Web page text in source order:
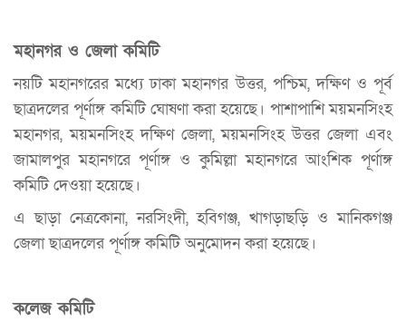
মহানগর ও জেলা কমিটি
নয়টি মহানগরের মধ্যে ঢাকা মহানগর উত্তর, পশ্চিম, দক্ষিণ ও পূর্ব
ছাত্রদলের পূর্ণাঙ্গ কমিটি ঘোষণা করা হয়েছে। পাশাপাশি ময়মনসিংহ
মহানগর, ময়মনসিংহ দক্ষিণ জেলা, ময়মনসিংহ উত্তর জেলা এবং
জামালপুর মহানগরে পূর্ণাঙ্গ ও কুমিল্লা মহানগরে আংশিক পূর্ণাঙ্গ
কমিটি দেওয়া হয়েছে।
এ ছাড়া নেত্রকোনা, নরসিংদী, হবিগঞ্জ, খাগড়াছড়ি ও মানিকগঞ্জ
জেলা ছাত্রদলের পূর্ণাঙ্গ কমিটি অনুমোদন করা হয়েছে।
কলেজ কমিটি